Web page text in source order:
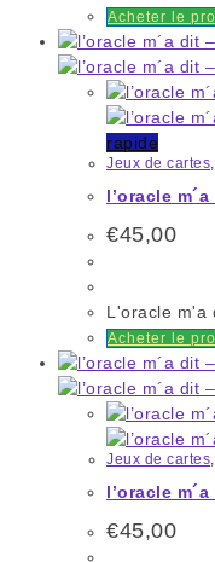
Acheter le
rapide
Jeux de cartes
l’oracle
€45,00
L'oracle m'a
Acheter le
Jeux de cartes,
l’oracle
€45,00